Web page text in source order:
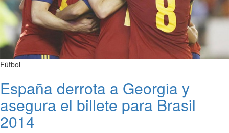
Fútbol
España derrota a Georgia y
asegura el billete para Brasil
2014